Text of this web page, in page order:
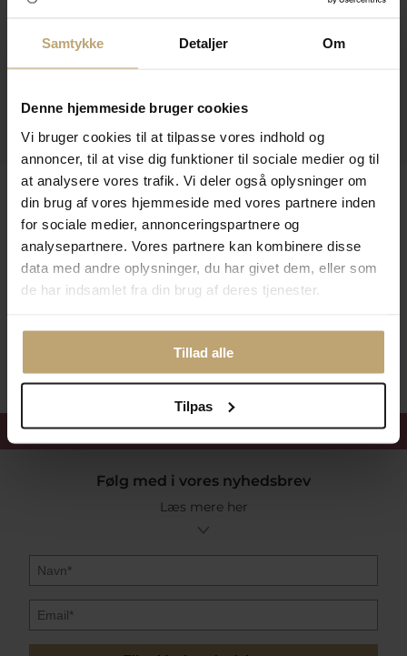
Samtykke Detaljer Om
Denne hjemmeside bruger cookies
Vi bruger cookies til at tilpasse vores indhold og
annoncer, til at vise dig funktioner til sociale medier og til
at analysere vores trafik. Vi deler også oplysninger om
din brug af vores hjemmeside med vores partnere inden
for sociale medier, annonceringspartnere og
analysepartnere. Vores partnere kan kombinere disse
data med andre oplysninger, du har givet dem, eller som
de har indsamlet fra din brug af deres tjenester.
Tillad alle
Tilpas
Praktiske Sider
Leveringsmuligheder
Betalingsmuligheder
Få 15%velkomstrabat
Følg med i vores nyhedsbrev
Læs mere her